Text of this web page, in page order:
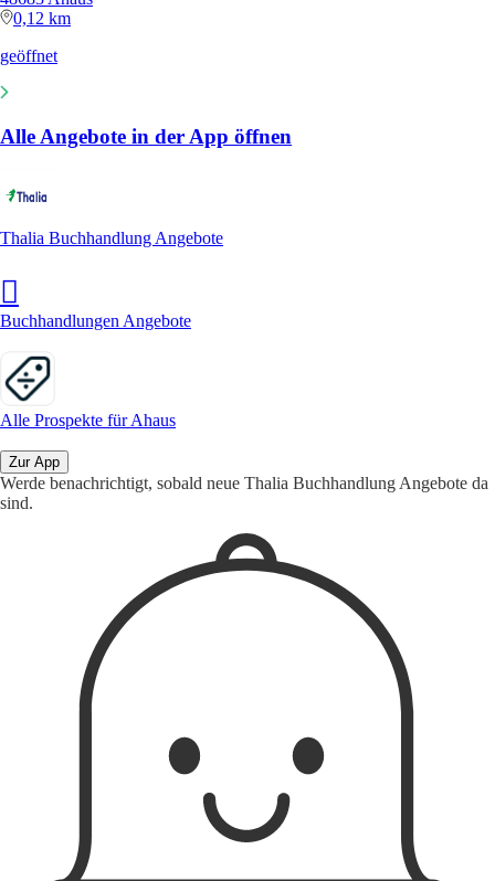
0,12 km
geöffnet
Alle Angebote in der App öffnen
Thalia Buchhandlung Angebote
Buchhandlungen Angebote
Alle Prospekte für Ahaus
Zur App
Werde benachrichtigt, sobald neue Thalia Buchhandlung Angebote da
sind.